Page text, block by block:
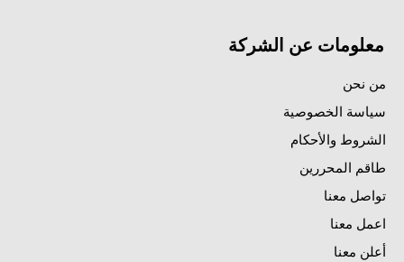
معلومات عن الشركة
من نحن
سياسة الخصوصية
الشروط والأحكام
طاقم المحررين
تواصل معنا
اعمل معنا
أعلن معنا